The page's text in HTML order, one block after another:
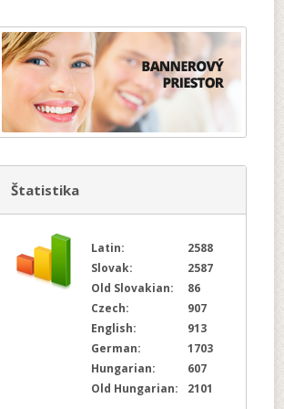
Štatistika
Latin:
2588
Slovak:
2587
Old Slovakian:
86
Czech:
907
English:
913
German:
1703
Hungarian:
607
Old Hungarian:
2101